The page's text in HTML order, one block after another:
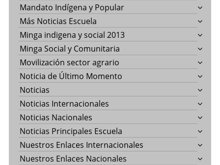
Mandato Indígena y Popular
Más Noticias Escuela
Minga indigena y social 2013
Minga Social y Comunitaria
Movilización sector agrario
Noticia de Último Momento
Noticias
Noticias Internacionales
Noticias Nacionales
Noticias Principales Escuela
Nuestros Enlaces Internacionales
Nuestros Enlaces Nacionales